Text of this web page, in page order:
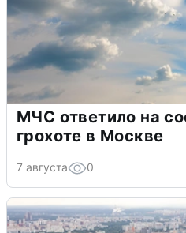
МЧС ответило на
грохоте в Москве
7 августа 0